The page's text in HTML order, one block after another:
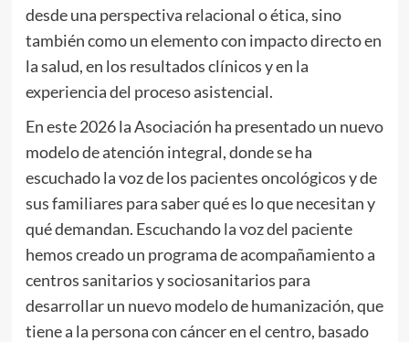
desde una perspectiva relacional o ética, sino
también como un elemento con impacto directo en
la salud, en los resultados clínicos y en la
experiencia del proceso asistencial.
En este 2026 la Asociación ha presentado un nuevo
modelo de atención integral, donde se ha
escuchado la voz de los pacientes oncológicos y de
sus familiares para saber qué es lo que necesitan y
qué demandan. Escuchando la voz del paciente
hemos creado un programa de acompañamiento a
centros sanitarios y sociosanitarios para
desarrollar un nuevo modelo de humanización, que
tiene a la persona con cáncer en el centro, basado